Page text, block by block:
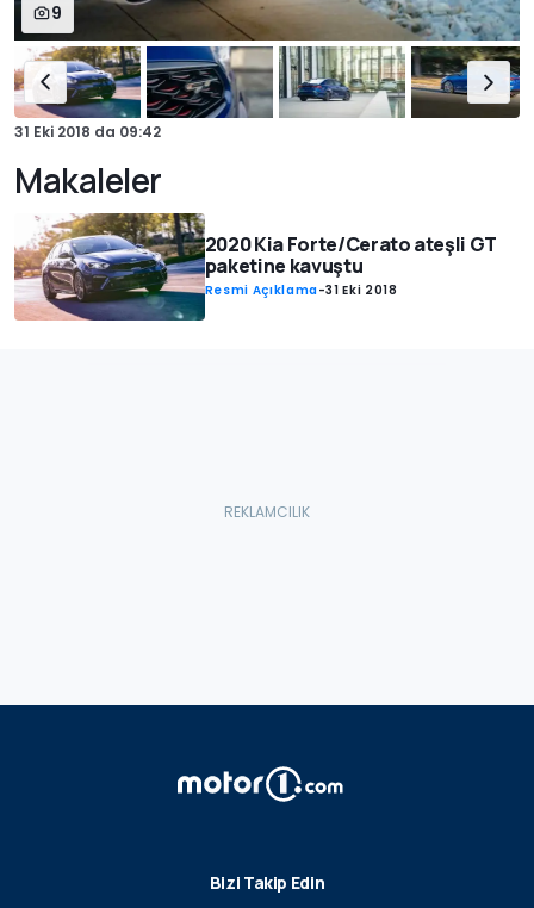
9
31 Eki 2018 da 09:42
Makaleler
2020 Kia Forte/Cerato ateşli GT
paketine kavuştu
Resmi Açıklama-31 Eki 2018
Bizi Takip Edin